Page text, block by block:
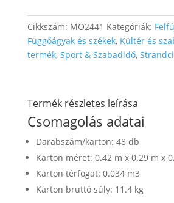
Cikkszám: MO2441 Kategóriák:
Függőágyak és székek, Kültér és
termék, Sport & Szabadidő,
Termék részletes leírása
Csomagolás adatai
Darabszám/karton: 48 db
Karton méret: 0.42 m x 0.29 m x
Karton térfogat: 0.034 m3
Karton bruttó súly: 11.4 kg